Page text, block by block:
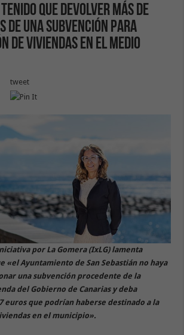
que devolver más de
de una subvención para
de viviendas en el medio
tweet
por La Gomera (IxLG) lamenta
«el Ayuntamiento de San Sebastián no haya
una subvención procedente de la
del Gobierno de Canarias y deba
euros que podrían haberse destinado a la
en el municipio».